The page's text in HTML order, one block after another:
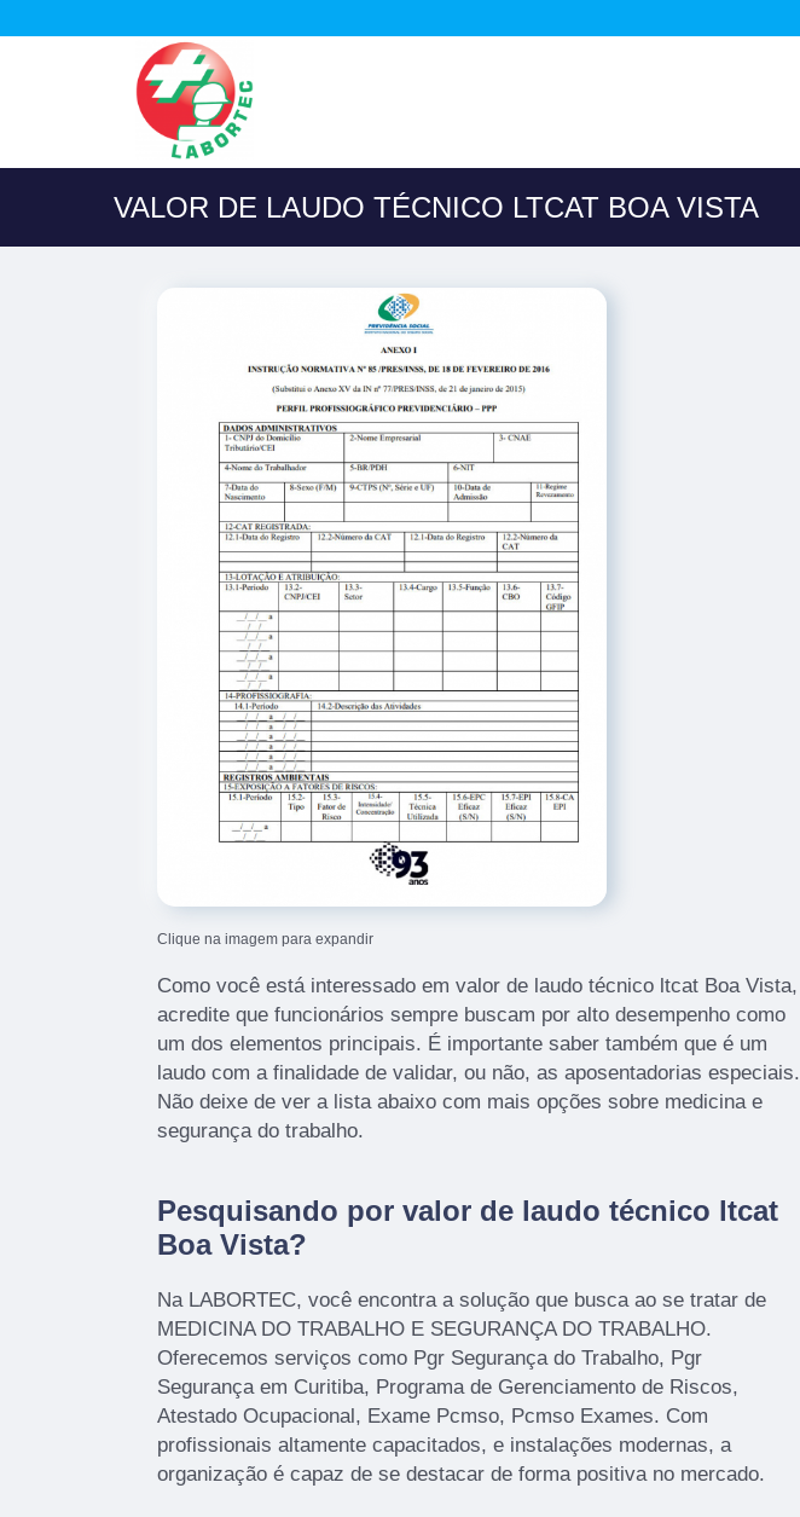
VALOR DE LAUDO TÉCNICO LTCAT BOA VISTA
Clique na imagem para expandir
Como você está interessado em valor de laudo técnico ltcat Boa Vista,
acredite que funcionários sempre buscam por alto desempenho como
um dos elementos principais. É importante saber também que é um
laudo com a finalidade de validar, ou não, as aposentadorias especiais.
Não deixe de ver a lista abaixo com mais opções sobre medicina e
segurança do trabalho.
Pesquisando por valor de laudo técnico ltcat
Boa Vista?
Na LABORTEC, você encontra a solução que busca ao se tratar de
MEDICINA DO TRABALHO E SEGURANÇA DO TRABALHO.
Oferecemos serviços como Pgr Segurança do Trabalho, Pgr
Segurança em Curitiba, Programa de Gerenciamento de Riscos,
Atestado Ocupacional, Exame Pcmso, Pcmso Exames. Com
profissionais altamente capacitados, e instalações modernas, a
organização é capaz de se destacar de forma positiva no mercado.